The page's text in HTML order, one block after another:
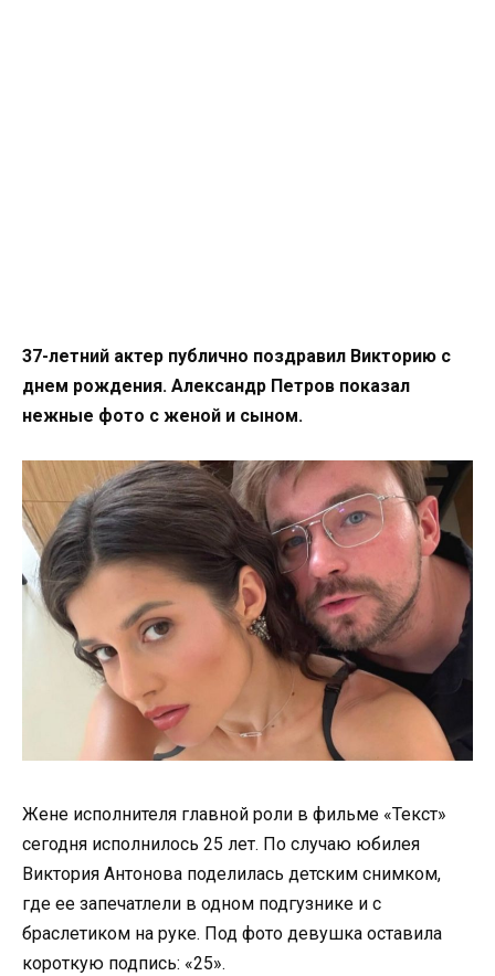
37-летний актер публично поздравил Викторию с
днем рождения. Александр Петров показал
нежные фото с женой и сыном.
Жене исполнителя главной роли в фильме «Текст»
сегодня исполнилось 25 лет. По случаю юбилея
Виктория Антонова поделилась детским снимком,
где ее запечатлели в одном подгузнике и с
браслетиком на руке. Под фото девушка оставила
короткую подпись: «25».